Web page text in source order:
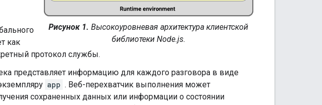
Рисунок 1. Высокоуровневая архитектура клиентской
библиотеки Node.js.
как
протокол службы.
представляет информацию для каждого разговора в виде
app . Веб-перехватчик выполнения может
сохраненных данных или информации о состоянии